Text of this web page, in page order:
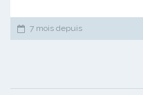
7 mois depuis